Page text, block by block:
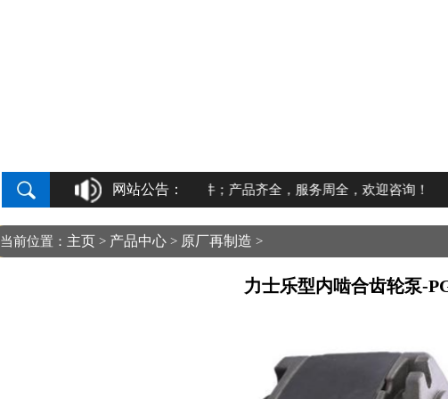
网站公告：
，液压泵维修，液压泵配件；产品齐全，服务周全，欢迎咨询！
当前位置： 主页 > 产品中心 > 原厂再制造 >
力士乐型内啮合齿轮泵-